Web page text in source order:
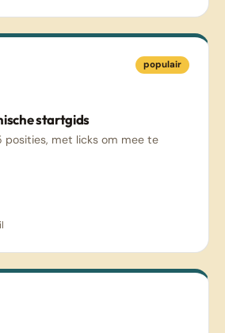
populair
startgids
posities, met licks om mee te